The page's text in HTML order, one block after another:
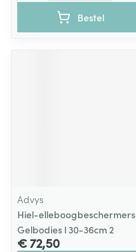
Bestel
Advys
Hiel-elleboogbeschermers
Gelbodies l 30-36cm 2
€ 72,50